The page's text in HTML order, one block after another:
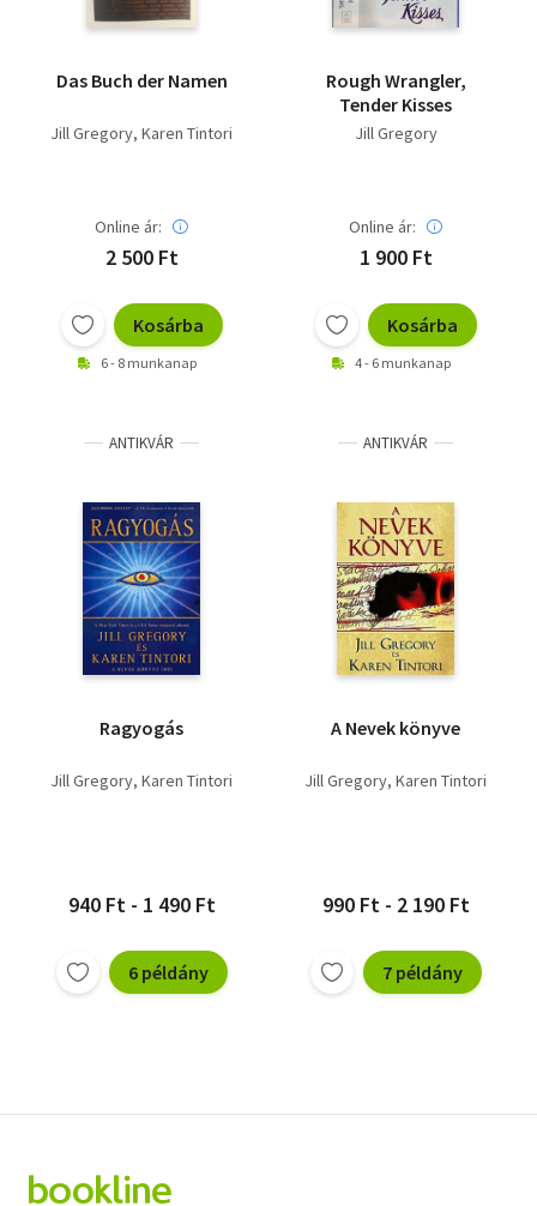
Das Buch der Namen
Jill Gregory Karen Tintori
Online ár:
2 500 Ft
Kosárba
6 - 8 munkanap
Rough Wrangler,
Tender Kisses
Jill Gregory
Online ár:
1 900 Ft
Kosárba
4 - 6 munkanap
ANTIKVÁR
Ragyogás
Jill Gregory Karen Tintori
940 Ft - 1 490 Ft
6 példány
ANTIKVÁR
A Nevek könyve
Jill Gregory Karen Tintori
990 Ft - 2 190 Ft
7 példány